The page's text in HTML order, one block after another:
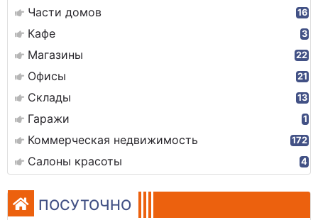
Части домов 16
Кафе 3
Магазины 22
Офисы 21
Склады 13
Гаражи 1
Коммерческая недвижимость 172
Салоны красоты 4
ПОСУТОЧНО